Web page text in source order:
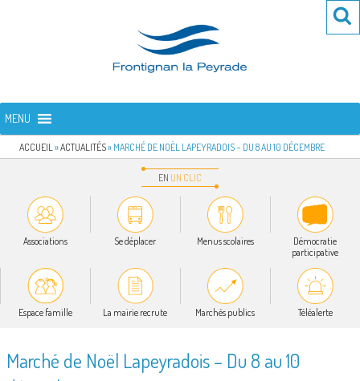
FRONTIGNAN LA PEYRADE
MENU
ACCUEIL »ACTUALITÉS» MARCHÉ DE NOËL LAPEYRADOIS – DU 8 AU 10 DÉCEMBRE
EN UN CLIC
Associations Se déplacer Menus scolaires
Démocratie
participative
Espace famille La mairie recrute Marchés publics Téléalerte
Marché de Noël Lapeyradois – Du 8 au 10